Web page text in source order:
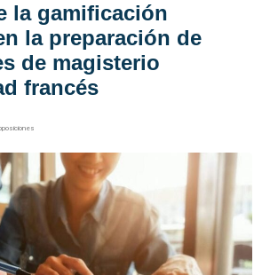
la gamificación
la preparación de
de magisterio
francés